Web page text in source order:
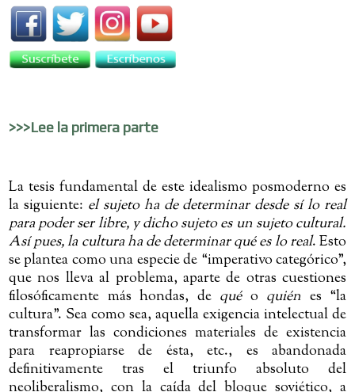
>>>Lee la primera parte
La tesis fundamental de este idealismo posmoderno es
la siguiente: el sujeto ha de determinar desde sí lo real
para poder ser libre, y dicho sujeto es un sujeto cultural.
Así pues, la cultura ha de determinar qué es lo real. Esto
se plantea como una especie de “imperativo categórico”,
que nos lleva al problema, aparte de otras cuestiones
filosóficamente más hondas, de quéo quién es “la
cultura”. Sea como sea, aquella exigencia intelectual de
transformar las condiciones materiales de existencia
para reapropiarse de ésta, etc., es abandonada
definitivamente tras el triunfo absoluto del
neoliberalismo, con la caída del bloque soviético, a